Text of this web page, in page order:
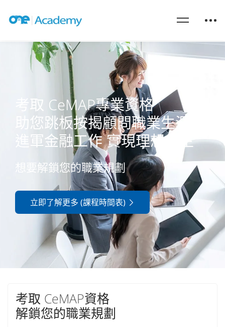
考取 CeMAP專業資格
助您跳板按揭顧問職業生涯
進軍金融工作 實現理想人生
想要解鎖您的職業規劃
立即了解更多 (課程時間表)
考取 CeMAP資格
解鎖您的職業規劃